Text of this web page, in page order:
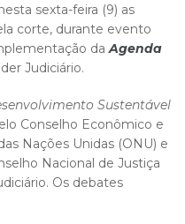
sexta-feira (9) as
corte, durante evento
daAgenda
Judiciário.
Sustentável
Conselho Econômico e
Nações Unidas (ONU) e
Nacional de Justiça
Os debates